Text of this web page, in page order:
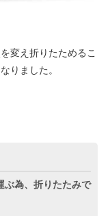
変え折りたためるこ
りました。
ぶ為、折りたたみで